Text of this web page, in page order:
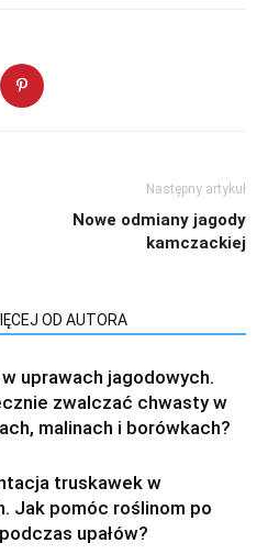
Następny artykuł
Nowe odmiany jagody
kamczackiej
OD AUTORA
uprawach jagodowych.
zwalczać chwasty w
malinach i borówkach?
truskawek w
Jak pomóc roślinom po
upałów?